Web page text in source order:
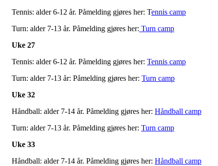
Tennis: alder 6-12 år. Påmelding gjøres her: Tennis camp
Turn: alder 7-13 år. Påmelding gjøres her: Turn camp
Uke 27
Tennis: alder 6-12 år. Påmelding gjøres her: Tennis camp
Turn: alder 7-13 år: Påmelding gjøres her: Turn camp
Uke 32
Håndball: alder 7-14 år. Påmelding gjøres her: Håndball camp
Turn: alder 7-13 år. Påmelding gjøres her: Turn camp
Uke 33
Håndball: alder 7-14 år. Påmelding gjøres her: Håndball camp